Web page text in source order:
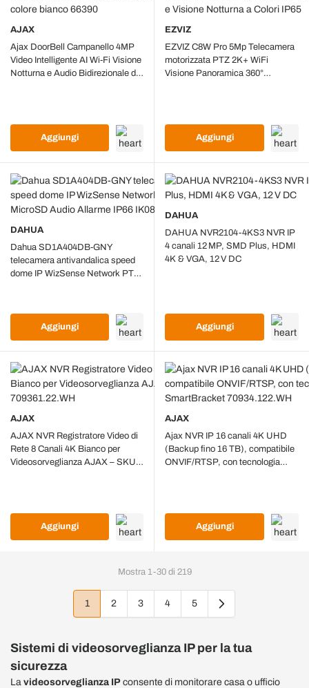
AJAX
Ajax DoorBell Campanello 4MP
Video Intelligente AI Wi-Fi Visione
Notturna e Audio Bidirezionale da
Aggiungi
EZVIZ
EZVIZ C8W Pro 5Mp Telecamera
motorizzata PTZ 2K+ WiFi
Visione Panoramica 360°
Aggiungi
DAHUA
Dahua SD1A404DB-GNY
telecamera antivandalica speed
dome IP WizSense Network PTZ
Aggiungi
DAHUA
DAHUA NVR2104-4KS3 NVR IP
4 canali 12 MP, SMD Plus, HDMI
4K & VGA, 12 V DC
Aggiungi
AJAX
AJAX NVR Registratore Video di
Rete 8 Canali 4K Bianco per
Videosorveglianza AJAX – SKU
Aggiungi
AJAX
Ajax NVR IP 16 canali 4K UHD
(Backup fino 16 TB), compatibile
ONVIF/RTSP, con tecnologia
Aggiungi
Mostra 1 -30di 219
Attualmente stai leggendo la pagina
1
Pagina
2
Pagina
3
Pagina
4
Pagina
5
Sistemi di videosorveglianzaIP per la tua
sicurezza
La videosorveglianza IP consente di monitorare casa o ufficio